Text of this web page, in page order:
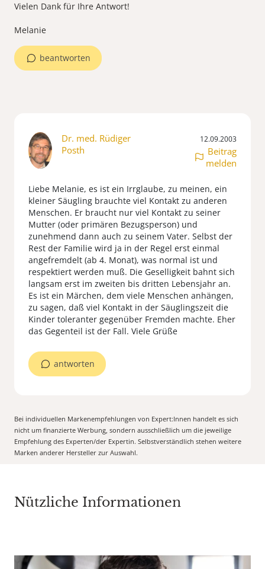
Vielen Dank für Ihre Antwort!
Melanie
beantworten
Dr. med. Rüdiger
Posth
12.09.2003
Beitrag
melden
Liebe Melanie, es ist ein Irrglaube, zu meinen, ein
kleiner Säugling brauchte viel Kontakt zu anderen
Menschen. Er braucht nur viel Kontakt zu seiner
Mutter (oder primären Bezugsperson) und
zunehmend dann auch zu seinem Vater. Selbst der
Rest der Familie wird ja in der Regel erst einmal
angefremdelt (ab 4. Monat), was normal ist und
respektiert werden muß. Die Geselligkeit bahnt sich
langsam erst im zweiten bis dritten Lebensjahr an.
Es ist ein Märchen, dem viele Menschen anhängen,
zu sagen, daß viel Kontakt in der Säuglingszeit die
Kinder toleranter gegenüber Fremden machte. Eher
das Gegenteil ist der Fall. Viele Grüße
antworten
Bei individuellen Markenempfehlungen von Expert:Innen handelt es sich
nicht um finanzierte Werbung, sondern ausschließlich um die jeweilige
Empfehlung des Experten/der Expertin. Selbstverständlich stehen weitere
Marken anderer Hersteller zur Auswahl.
Nützliche Informationen